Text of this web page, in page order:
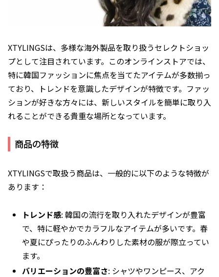
XTYLINGSは、多様な海外製品を取り扱うセレクトショッ
プとして注目されています。このオンラインストアでは、
特に韓国ファッションに焦点を当てたアイテムが多数揃っ
ており、トレンドを意識したデザインが特徴です。ファッ
ションが好きな方々には、新しいスタイルを簡単に取り入
れることができる貴重な場所となっています。
商品の特徴
XTYLINGSで取扱う商品は、一般的に以下のような特徴が
あります：
トレンド感: 韓国の流行を取り入れたデザインが豊富
で、特に軽やかでカラフルなアイテムが多いです。春
や夏にぴったりのふんわりした素材の服が際立ってい
ます。
バリエーションの豊富さ: シャツやワンピース、アク